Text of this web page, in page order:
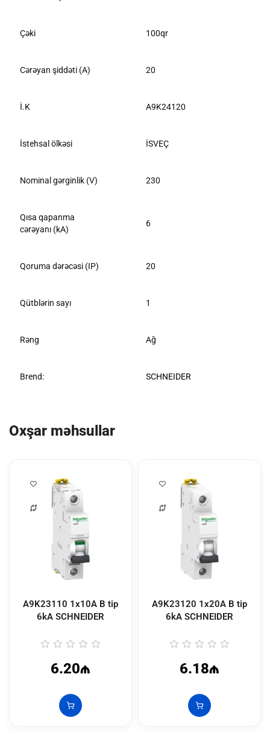
Çəki 100qr
Cərəyan şiddəti (A) 20
İ.K A9K24120
İstehsal ölkəsi İSVEÇ
Nominal gərginlik (V) 230
Qısa qapanma
cərəyanı (kA)
6
Qoruma dərəcəsi (IP) 20
Qütblərin sayı 1
Rəng Ağ
Brend: SCHNEIDER
Oxşar məhsullar
A9K23110 1x10A B tip
6kA SCHNEIDER
6.20₼
A9K23120 1x20A B tip
6kA SCHNEIDER
6.18₼